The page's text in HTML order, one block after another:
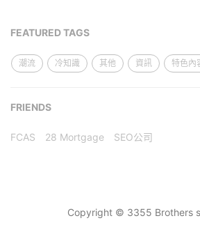
FEATURED TAGS
潮流 冷知識 其他 資訊 特色內
FRIENDS
FCAS 28 Mortgage SEO公司
Copyright © 3355 Brothers